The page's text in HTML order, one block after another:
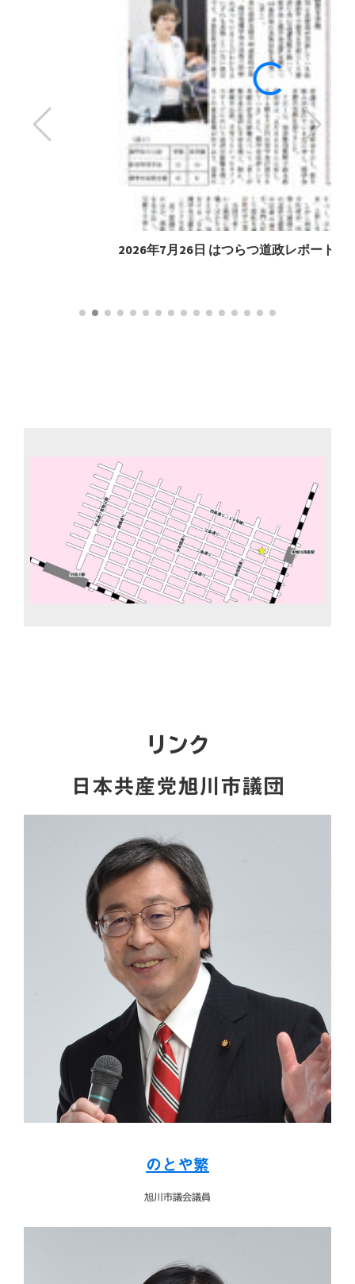
2026年7月26日 はつらつ道政レポート416号
リンク
日本共産党旭川市議団
のとや繁
旭川市議会議員